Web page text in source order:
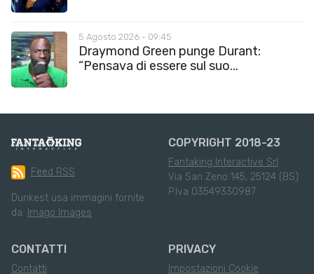
5 Agosto 2026 - 09:45
Draymond Green punge Durant:
“Pensava di essere sul suo...
Feed RSS
Dunkest usa immagini fornite
da: Imago Images
COPYRIGHT 2018-23
Fantaking Interactive Srl
Via San Zeno 145, 25124 (BS)
P.Iva 03549330987
CONTATTI
Contatti
PRIVACY
Impostazioni Cookie